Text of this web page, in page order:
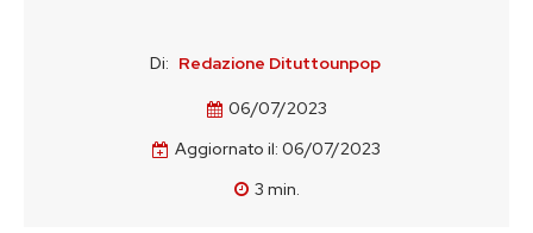
Di: Redazione Dituttounpop
06/07/2023
Aggiornato il: 06/07/2023
3 min.